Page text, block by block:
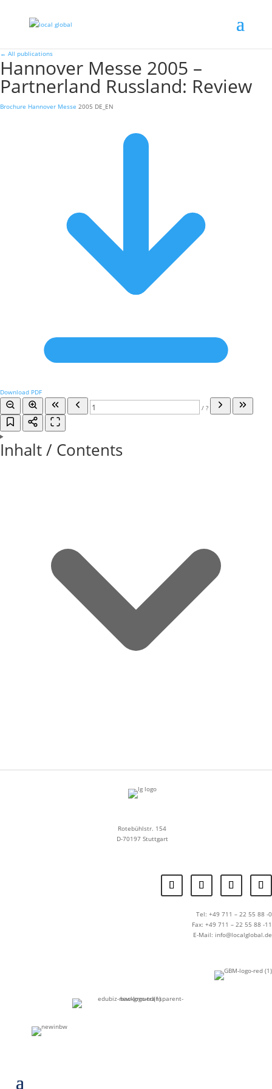
← All publications
Hannover Messe 2005 –
Partnerland Russland: Review
Brochure Hannover Messe 2005 DE_EN
Download PDF
/ ?
Inhalt / Contents
Rotebühlstr. 154
D-70197 Stuttgart
Tel: +49 711 – 22 55 88 -0
Fax: +49 711 – 22 55 88 -11
E-Mail: info@localglobal.de